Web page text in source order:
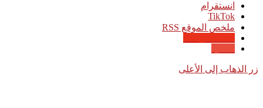
انستقرام
‫TikTok
ملخص الموقع RSS
زر الذهاب إلى الأعلى